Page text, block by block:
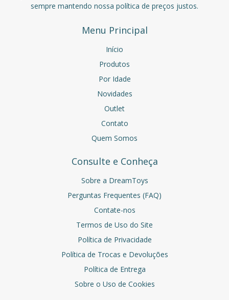
sempre mantendo nossa política de preços justos.
Menu Principal
Início
Produtos
Por Idade
Novidades
Outlet
Contato
Quem Somos
Consulte e Conheça
Sobre a DreamToys
Perguntas Frequentes (FAQ)
Contate-nos
Termos de Uso do Site
Política de Privacidade
Política de Trocas e Devoluções
Política de Entrega
Sobre o Uso de Cookies